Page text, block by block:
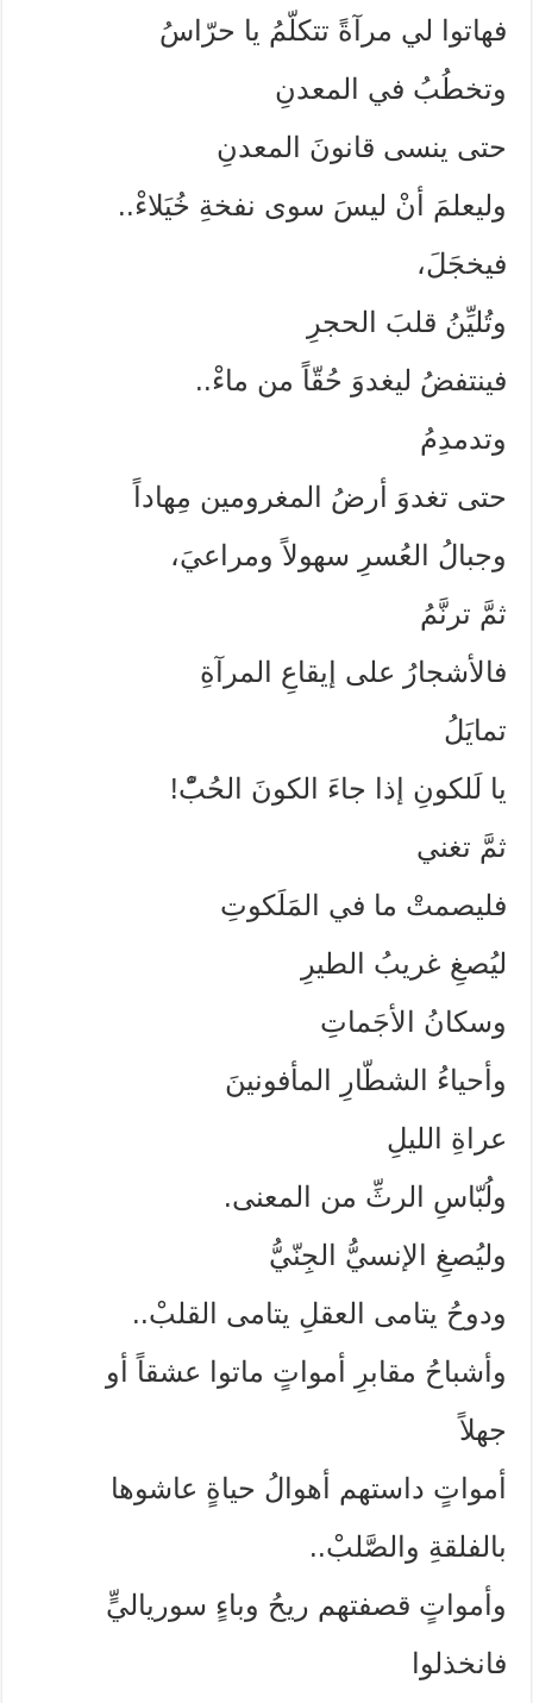
فهاتوا لي مرآةً تتكلّمُ يا حرّاسُ
وتخطُبُ في المعدنِ
حتى ينسى قانونَ المعدنِ
وليعلمَ أنْ ليسَ سوى نفخةِ خُيَلاءْ..
فيخجَلَ،
وتُليِّنُ قلبَ الحجرِ
فينتفضُ ليغدوَ حُقّاً من ماءْ..
وتدمدِمُ
حتى تغدوَ أرضُ المغرومين مِهاداً
وجبالُ العُسرِ سهولاً ومراعيَ،
ثمَّ ترنَّمُ
فالأشجارُ على إيقاعِ المرآةِ
تمايَلُ
يا لَلكونِ إذا جاءَ الكونَ الحُبّْ!
ثمَّ تغني
فليصمتْ ما في المَلَكوتِ
ليُصغِ غريبُ الطيرِ
وسكانُ الأجَماتِ
وأحياءُ الشطّارِ المأفونينَ
عراةِ الليلِ
ولُبّاسِ الرثِّ من المعنى.
وليُصغِ الإنسيُّ الجِنّيُّ
ودوحُ يتامى العقلِ يتامى القلبْ..
وأشباحُ مقابرِ أمواتٍ ماتوا عشقاً أو
جهلاً
أمواتٍ داستهم أهوالُ حياةٍ عاشوها
بالفلقةِ والصَّلبْ..
وأمواتٍ قصفتهم ريحُ وباءٍ سورياليٍّ
فانخذلوا